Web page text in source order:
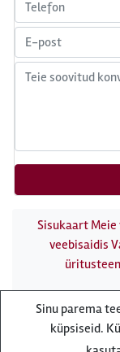
Sisukaart
veebisaidis
Sinu parema
küpsiseid.